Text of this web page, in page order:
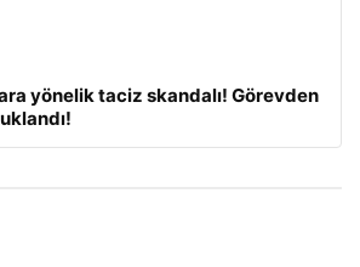
yönelik taciz skandalı! Görevden